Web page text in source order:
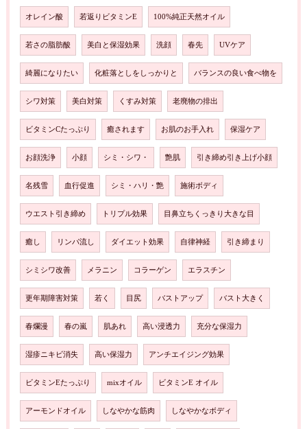
オレイン酸 若返りビタミンE 100%純正天然オイル
若さの脂肪酸 美白と保湿効果 洗顔 春先 UVケア
綺麗になりたい 化粧落としをしっかりと バランスの良い食べ物を
シワ対策 美白対策 くすみ対策 老廃物の排出
ビタミンCたっぷり 癒されます お肌のお手入れ 保湿ケア
お顔洗浄 小顔 シミ・シワ・ 艶肌 引き締め引き上げ小顔
名残雪 血行促進 シミ・ハリ・艶 施術ボディ
ウエスト引き締め トリプル効果 目鼻立ちくっきり大きな目
癒し リンパ流し ダイエット効果 自律神経 引き締まり
シミシワ改善 メラニン コラーゲン エラスチン
更年期障害対策 若く 目尻 バストアップ バスト大きく
春爛漫 春の嵐 肌あれ 高い浸透力 充分な保湿力
湿疹ニキビ消失 高い保湿力 アンチエイジング効果
ビタミンEたっぷり mixオイル ビタミンE オイル
アーモンドオイル しなやかな筋肉 しなやかなボディ